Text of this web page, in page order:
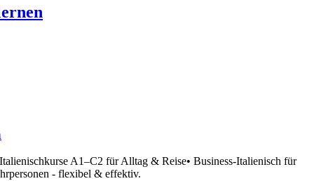
A1–C2 für Alltag & Reise• Business-Italienisch für
- flexibel & effektiv.